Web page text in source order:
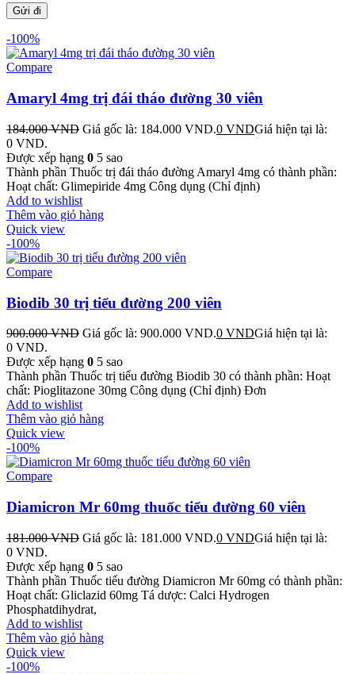
-100%
Compare
Amaryl 4mg trị đái tháo đường 30 viên
184.000VND Giá gốc là: 184.000 VND.0 VNDGiá hiện tại là:
0 VND.
Được xếp hạng 0 5 sao
Thành phần Thuốc trị đái tháo đường Amaryl 4mg có thành phần:
Hoạt chất: Glimepiride 4mg Công dụng (Chỉ định)
Add to wishlist
Thêm vào giỏ hàng
Quick view
-100%
Compare
Biodib 30 trị tiểu đường 200 viên
900.000VND Giá gốc là: 900.000 VND.0 VNDGiá hiện tại là:
0 VND.
Được xếp hạng 0 5 sao
Thành phần Thuốc trị tiểu đường Biodib 30 có thành phần: Hoạt
chất: Pioglitazone 30mg Công dụng (Chỉ định) Đơn
Add to wishlist
Thêm vào giỏ hàng
Quick view
-100%
Compare
Diamicron Mr 60mg thuốc tiểu đường 60 viên
181.000VND Giá gốc là: 181.000 VND.0 VNDGiá hiện tại là:
0 VND.
Được xếp hạng 0 5 sao
Thành phần Thuốc tiểu đường Diamicron Mr 60mg có thành phần:
Hoạt chất: Gliclazid 60mg Tá dược: Calci Hydrogen
Phosphatdihydrat,
Add to wishlist
Thêm vào giỏ hàng
Quick view
-100%